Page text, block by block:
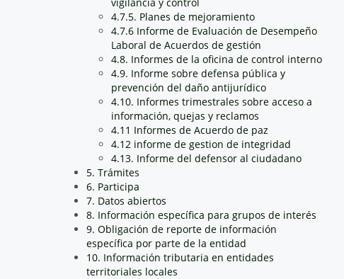
4.7.5. Planes de mejoramiento
4.7.6 Informe de Evaluación de Desempeño
Laboral de Acuerdos de gestión
4.8. Informes de la oficina de control interno
4.9. Informe sobre defensa pública y
prevención del daño antijurídico
4.10. Informes trimestrales sobre acceso a
información, quejas y reclamos
4.11 Informes de Acuerdo de paz
4.12 informe de gestion de integridad
4.13. Informe del defensor al ciudadano
5. Trámites
6. Participa
7. Datos abiertos
8. Información específica para grupos de interés
9. Obligación de reporte de información
específica por parte de la entidad
10. Información tributaria en entidades
territoriales locales